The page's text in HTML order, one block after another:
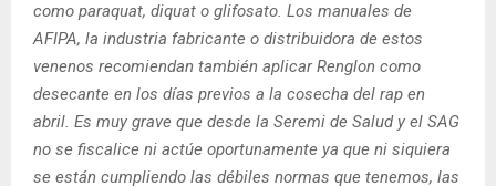
como paraquat, diquat o glifosato. Los manuales de
AFIPA, la industria fabricante o distribuidora de estos
venenos recomiendan también aplicar Renglon como
desecante en los días previos a la cosecha del rap en
abril. Es muy grave que desde la Seremi de Salud y el SAG
no se fiscalice ni actúe oportunamente ya que ni siquiera
se están cumpliendo las débiles normas que tenemos, las